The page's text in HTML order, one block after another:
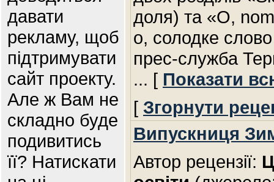
давати
рекламу, щоб
підтримувати
сайт проекту.
Але ж Вам не
складно буде
подивитись
її? Натискати
доля) та «O,
о, солодке
прес-служба
... [ Показати
[ Згорнути
Випускниця
Автор рецензії: